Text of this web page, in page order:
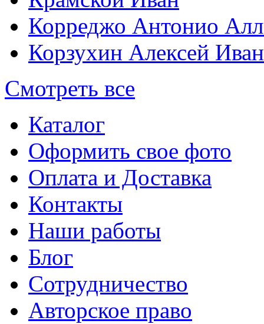
Корреджо Антонио
Корзухин Алексей
Смотреть все
Каталог
Оформить свое фото
Оплата и Доставка
Контакты
Наши работы
Блог
Сотрудничество
Авторское право